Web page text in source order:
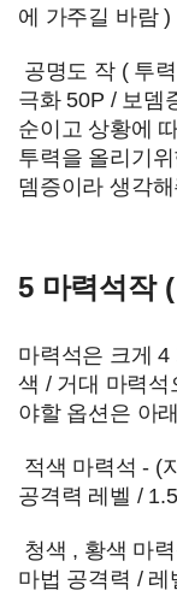
에 가주길 바람 )
공명도 작 ( 투
극화 50P / 보뎀
순이고 상황에
투력을 올리기
뎀증이라 생각
5 마력석작
마력석은 크게
색 / 거대 마력석
야할 옵션은 아
적색 마력석 - (
공격력 레벨 /
청색 , 황색 마
마법 공격력 / 레